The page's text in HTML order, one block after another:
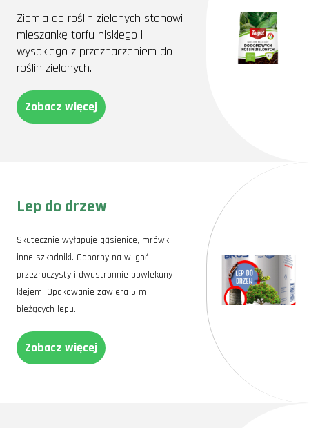
Ziemia do roślin zielonych stanowi
mieszankę torfu niskiego i
wysokiego z przeznaczeniem do
roślin zielonych.
Zobacz więcej
Lep do drzew
Skutecznie wyłapuje gąsienice, mrówki i
inne szkodniki. Odporny na wilgoć,
przezroczysty i dwustronnie powlekany
klejem. Opakowanie zawiera 5 m
bieżących lepu.
Zobacz więcej